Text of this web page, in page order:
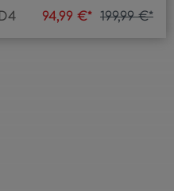
94,99 €* 199,99 €*